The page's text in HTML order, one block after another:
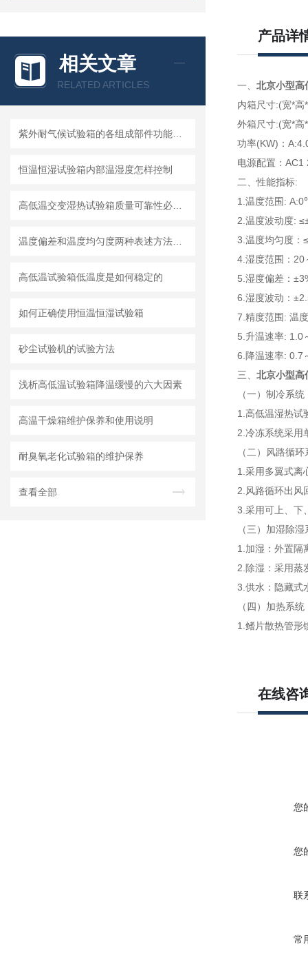
相关文章
RELATED ARTICLES
恒温恒湿试验箱内部温湿度怎样控制
高低温试验箱低温度是如何稳定的
如何正确使用恒温恒湿试验箱
砂尘试验机的试验方法
浅析高低温试验箱降温缓慢的六大因素
高温干燥箱维护保养和使用说明
耐臭氧老化试验箱的维护保养
查看全部
产品详
一、 北京小型高
内箱尺寸:(宽*
外箱尺寸:(宽*
功率(KW)：
电源配置：AC1
二、性能指标:
1.温度范围:
2.温度波动度:
3.温度均匀度：
4.湿度范围：20
5.湿度偏差：
6.湿度波动：
7.精度范围: 温
5.升温速率:
6.降温速率: 0.7
三、 北京小型高
（一）制冷系统
1.高低温湿热试
2.冷冻系统采用
（二）风路循
1.采用多翼式离
2.风路循环出风
3.采用可上、下
（三）加湿除
1.加湿：外置隔
2.除湿：采用蒸
3.供水：隐藏式
（四）加热系统
1.鳍片散热管形
在线咨
您
您
联
常